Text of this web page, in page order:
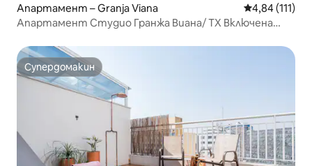
Апартамент – Granja Viana Средна
4,84 (111)
Апартамент Студио Гранжа Виана/ TX Включена
Супердомакин
Супердомакин